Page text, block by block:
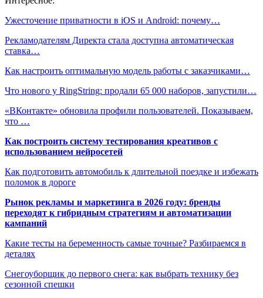
Ужесточение приватности в iOS и Android: почему…
Рекламодателям Директа стала доступна автоматическая
ставка…
Как настроить оптимальную модель работы с заказчиками…
Что нового у RingString: продали 65 000 наборов, запустили…
«ВКонтакте» обновила профили пользователей. Показываем,
что …
Как построить систему тестирования креативов с
использованием нейросетей
Как подготовить автомобиль к длительной поездке и избежать
поломок в дороге
Рынок рекламы и маркетинга в 2026 году: бренды
переходят к гибридным стратегиям и автоматизации
кампаний
Какие тесты на беременность самые точные? Разбираемся в
деталях
Снегоуборщик до первого снега: как выбрать технику без
сезонной спешки